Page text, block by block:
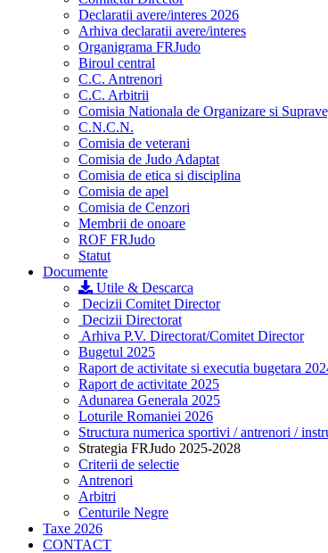
Declaratii avere/interes 2026
Arhiva declaratii avere/interes
Organigrama FRJudo
Biroul central
C.C. Antrenori
C.C. Arbitrii
Comisia Nationala de Organizare si
C.N.C.N.
Comisia de veterani
Comisia de Judo Adaptat
Comisia de etica si disciplina
Comisia de apel
Comisia de Cenzori
Membrii de onoare
ROF FRJudo
Statut
Documente
Utile & Descarca
Decizii Comitet Director
Decizii Directorat
Arhiva P.V. Directorat/Comitet Director
Bugetul 2025
Raport de activitate si executia bugetara
Raport de activitate 2025
Adunarea Generala 2025
Loturile Romaniei 2026
Structura numerica sportivi / antrenori /
Strategia FRJudo 2025-2028
Criterii de selectie
Antrenori
Arbitri
Centurile Negre
Taxe 2026
CONTACT